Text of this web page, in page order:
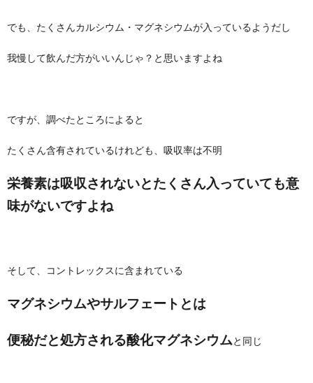
でも、たくさんカルシウム・マグネシウムが入っているようだし
我慢して飲んだ方がいいんじゃ？と思いますよね
ですが、調べたところによると
たくさん含有されているけれども、吸収率は不明
栄養素は吸収されないとたくさん入っていても意
味がないですよね
そして、コントレックスに含まれている
マグネシウムやサルフェートとは
便秘だと処方される酸化マグネシウムと同じ